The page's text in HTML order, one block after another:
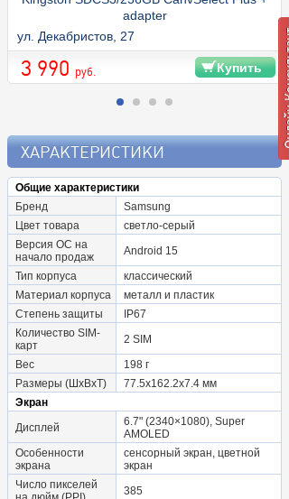
adapter
ул. Декабристов, 27
3 990 руб. Купить
ХАРАКТЕРИСТИКИ
Общие характеристики
Бренд
Samsung
Цвет товара
светло-серый
Версия ОС на
начало продаж
Android 15
Тип корпуса
классический
Материал корпуса
металл и пластик
Степень защиты
IP67
Количество SIM-
карт
2 SIM
Вес
198 г
Размеры (ШxВxТ)
77.5x162.2x7.4 мм
Экран
Дисплей
6.7" (2340×1080), Super
AMOLED
Особенности
экрана
сенсорный экран, цветной
экран
Число пикселей
385